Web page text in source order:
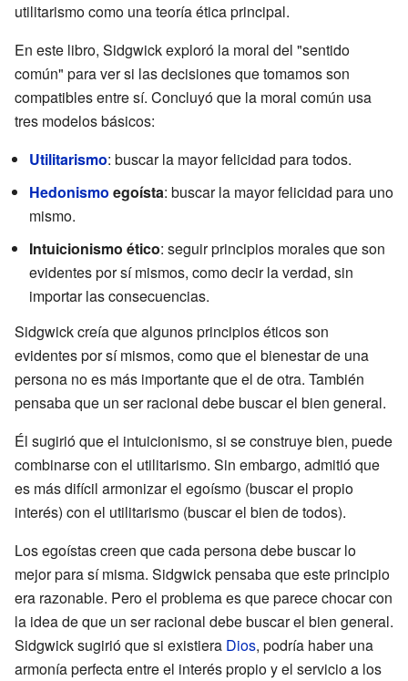
utilitarismo como una teoría ética principal.
En este libro, Sidgwick exploró la moral del "sentido
común" para ver si las decisiones que tomamos son
compatibles entre sí. Concluyó que la moral común usa
tres modelos básicos:
Utilitarismo: buscar la mayor felicidad para todos.
Hedonismo egoísta: buscar la mayor felicidad para uno
mismo.
Intuicionismo ético: seguir principios morales que son
evidentes por sí mismos, como decir la verdad, sin
importar las consecuencias.
Sidgwick creía que algunos principios éticos son
evidentes por sí mismos, como que el bienestar de una
persona no es más importante que el de otra. También
pensaba que un ser racional debe buscar el bien general.
Él sugirió que el intuicionismo, si se construye bien, puede
combinarse con el utilitarismo. Sin embargo, admitió que
es más difícil armonizar el egoísmo (buscar el propio
interés) con el utilitarismo (buscar el bien de todos).
Los egoístas creen que cada persona debe buscar lo
mejor para sí misma. Sidgwick pensaba que este principio
era razonable. Pero el problema es que parece chocar con
la idea de que un ser racional debe buscar el bien general.
Sidgwick sugirió que si existiera Dios, podría haber una
armonía perfecta entre el interés propio y el servicio a los